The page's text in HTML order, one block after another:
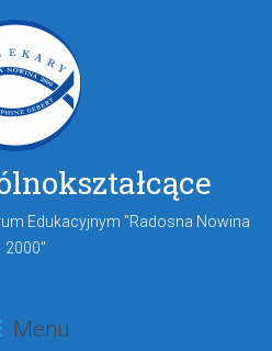
Edukacyjnym "Radosna Nowina
2000"
Menu